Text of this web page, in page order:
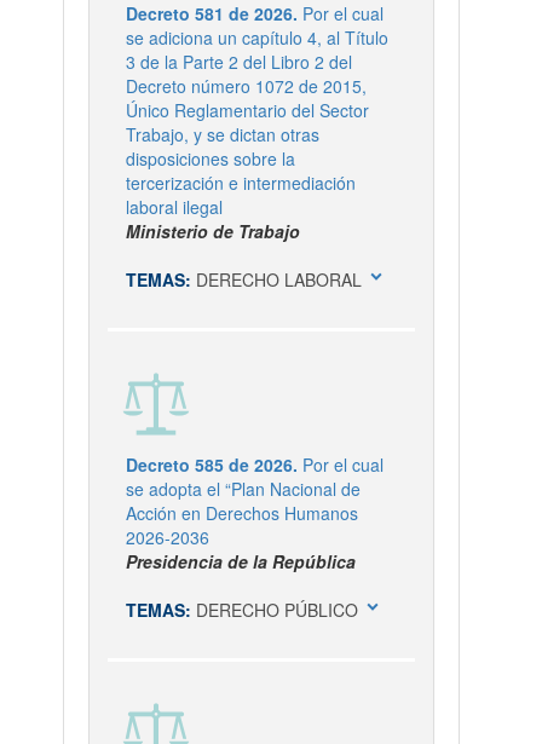
Decreto 581 de 2026. Por el cual
se adiciona un capítulo 4, al Título
3 de la Parte 2 del Libro 2 del
Decreto número 1072 de 2015,
Único Reglamentario del Sector
Trabajo, y se dictan otras
disposiciones sobre la
tercerización e intermediación
laboral ilegal
Ministerio de Trabajo
TEMAS: DERECHO LABORAL expand_more
Decreto 585 de 2026. Por el cual
se adopta el “Plan Nacional de
Acción en Derechos Humanos
2026-2036
Presidencia de la República
TEMAS: DERECHO PÚBLICO expand_more